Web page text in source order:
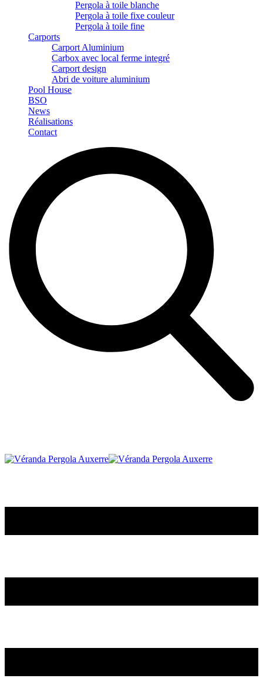
Pergola à toile blanche
Pergola à toile fixe couleur
Pergola à toile fine
Carports
Carport Aluminium
Carbox avec local ferme integré
Carport design
Abri de voiture aluminium
Pool House
BSO
News
Réalisations
Contact